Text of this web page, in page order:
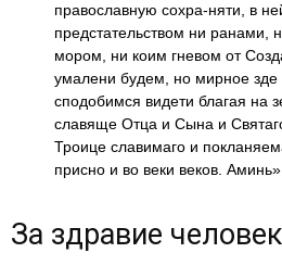
православную сохра-няти, в
предстательством ни ранами,
мором, ни коим гневом от
умалени будем, но мирное
сподобимся видети благая на
славяще Отца и Сына и
Троице славимаго и
присно и во веки веков. Аминь».
За здравие